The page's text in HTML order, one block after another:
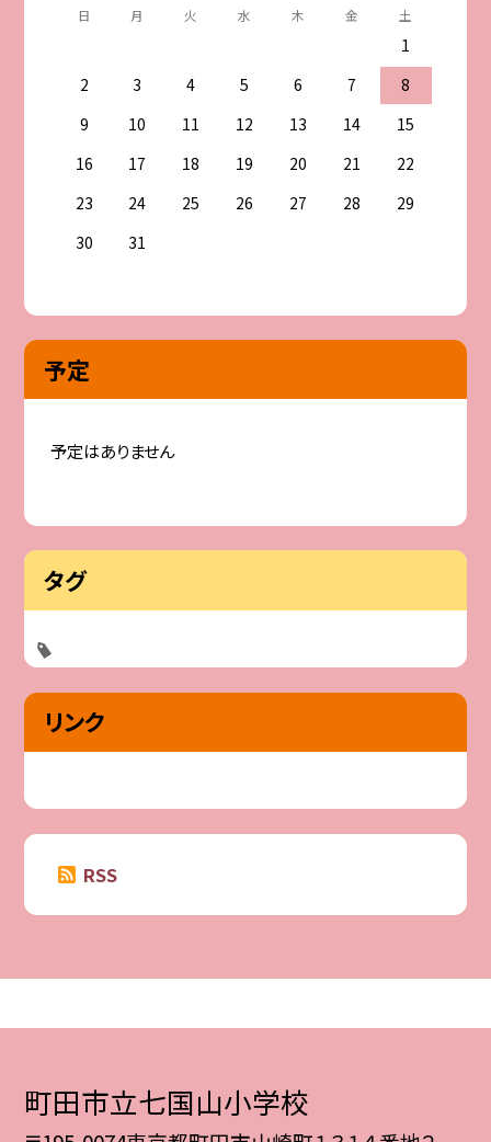
日 月 火 水 木 金 土
1
2
3 4 5 6 7
8
9
10 11 12 13 14
15
16
17 18 19 20 21
22
23
24 25 26 27 28
29
30
31
予定
予定はありません
タグ
リンク
RSS
町田市立七国山小学校